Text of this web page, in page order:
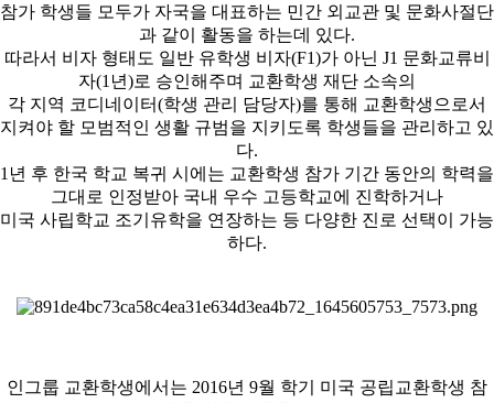
참가 학생들 모두가 자국을 대표하는 민간 외교관 및 문화사절단
과 같이 활동을 하는데 있다.
따라서 비자 형태도 일반 유학생 비자(F1)가 아닌 J1 문화교류비
자(1년)로 승인해주며 교환학생 재단 소속의
각 지역 코디네이터(학생 관리 담당자)를 통해 교환학생으로서
지켜야 할 모범적인 생활 규범을 지키도록 학생들을 관리하고 있
다.
1년 후 한국 학교 복귀 시에는 교환학생 참가 기간 동안의 학력을
그대로 인정받아 국내 우수 고등학교에 진학하거나
미국 사립학교 조기유학을 연장하는 등 다양한 진로 선택이 가능
하다.
인그룹 교환학생에서는 2016년 9월 학기 미국 공립교환학생 참